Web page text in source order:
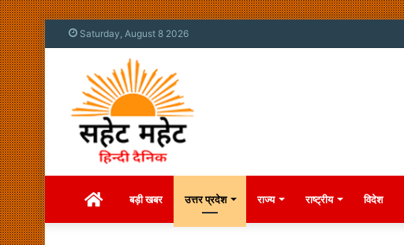
Saturday, August 8 2026
Homeबड़ी खबर उत्तर प्रदेश राज्य राष्ट्रीय विदेश